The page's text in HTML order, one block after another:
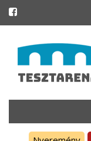
to
content